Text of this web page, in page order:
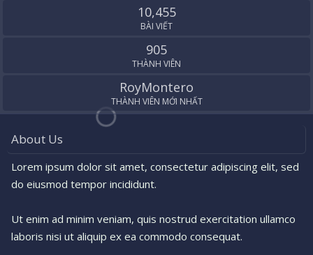
10,455
BÀI VIẾT
905
THÀNH VIÊN
RoyMontero
THÀNH VIÊN MỚI NHẤT
About Us
Lorem ipsum dolor sit amet, consectetur adipiscing elit, sed
do eiusmod tempor incididunt.
Ut enim ad minim veniam, quis nostrud exercitation ullamco
laboris nisi ut aliquip ex ea commodo consequat.